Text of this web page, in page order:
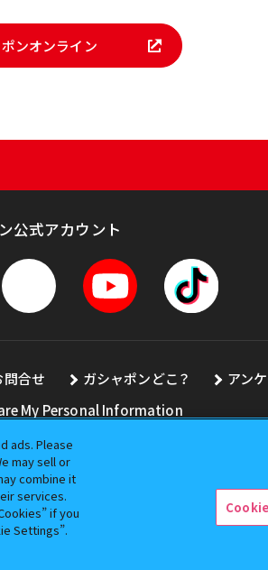
ンオンライン
公式アカウント
問合せ ガシャポンどこ？ アン
My Personal Information
転載をお断りします。
ads. Please
may sell or
combine it
services.
if you
Settings”.